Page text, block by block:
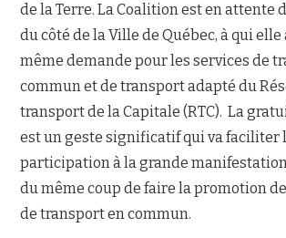
de la Terre. La Coalition est en attente
du côté de la Ville de Québec, à qui elle
même demande pour les services de
commun et de transport adapté du
transport de la Capitale (RTC). La
est un geste significatif qui va faciliter
participation à la grande
du même coup de faire la promotion
de transport en commun.